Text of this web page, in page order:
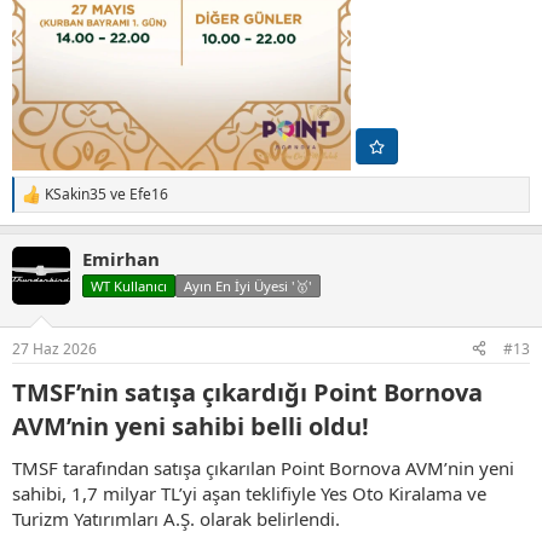
T
e
i
:
KSakin35ve Efe16
Emirhan
WT Kullanıcı Ayın En İyi Üyesi '🥇'
27 Haz 2026 #13
TMSF’nin satışa çıkardığı Point Bornova
AVM’nin yeni sahibi belli oldu!​
TMSF tarafından satışa çıkarılan Point Bornova AVM’nin yeni
sahibi, 1,7 milyar TL’yi aşan teklifiyle Yes Oto Kiralama ve
Turizm Yatırımları A.Ş. olarak belirlendi.